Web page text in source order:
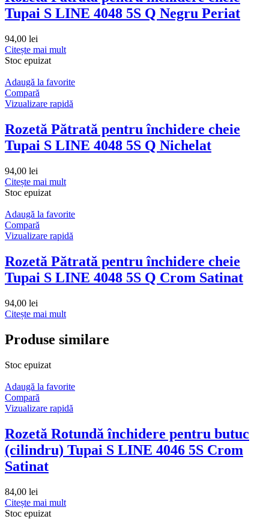
Tupai S LINE 4048 5S Q Negru Periat
94,00 lei
Citește mai mult
Stoc epuizat
Adaugă la favorite
Compară
Vizualizare rapidă
Rozetă Pătrată pentru închidere cheie
Tupai S LINE 4048 5S Q Nichelat
94,00 lei
Citește mai mult
Stoc epuizat
Adaugă la favorite
Compară
Vizualizare rapidă
Rozetă Pătrată pentru închidere cheie
Tupai S LINE 4048 5S Q Crom Satinat
94,00 lei
Citește mai mult
Produse similare
Stoc epuizat
Adaugă la favorite
Compară
Vizualizare rapidă
Rozetă Rotundă închidere pentru butuc
(cilindru) Tupai S LINE 4046 5S Crom
Satinat
84,00 lei
Citește mai mult
Stoc epuizat